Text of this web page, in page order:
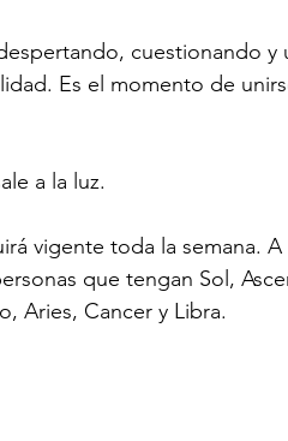
cuestionando
Es el momento de
a la luz.
vigente toda la semana.
que tengan Sol,
Aries, Cancer y Libra.